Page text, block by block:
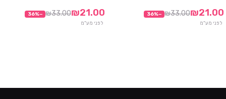
₪21.00
₪33.00
−
36%
לפני מע"מ
₪21.00
₪33.00
−
36%
לפני מע"מ